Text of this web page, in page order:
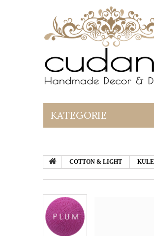
KATEGORIE
COTTON & LIGHT